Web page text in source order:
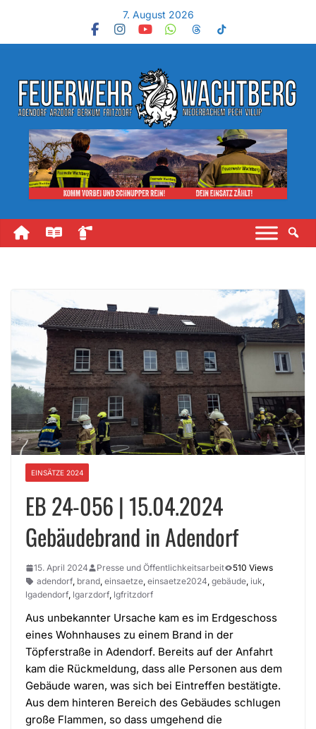
7. August 2026
EINSÄTZE 2024
EB 24-056 | 15.04.2024
Gebäudebrand in Adendorf
15. April 2024 Presse und Öffentlichkeitsarbeit
510 Views
adendorf, brand, einsaetze, einsaetze2024, gebäude, iuk,
lgadendorf, lgarzdorf, lgfritzdorf
Aus unbekannter Ursache kam es im Erdgeschoss
eines Wohnhauses zu einem Brand in der
Töpferstraße in Adendorf. Bereits auf der Anfahrt
kam die Rückmeldung, dass alle Personen aus dem
Gebäude waren, was sich bei Eintreffen bestätigte.
Aus dem hinteren Bereich des Gebäudes schlugen
große Flammen, so dass umgehend die